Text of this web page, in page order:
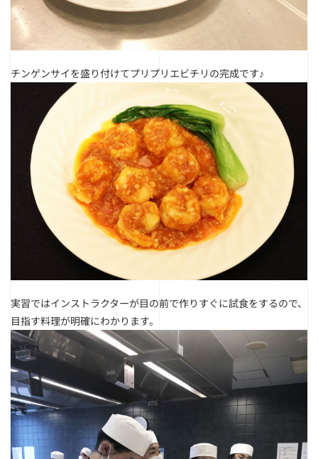
チンゲンサイを盛り付けてプリプリエビチリの完成です♪
実習ではインストラクターが目の前で作りすぐに試食をするので、
目指す料理が明確にわかります。